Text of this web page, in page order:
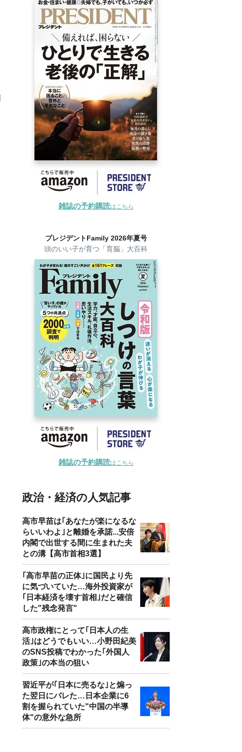
雑誌の予約購読はこちら
プレジデントFamily 2026年夏号
頭のいい子が育つ「育脳」大百科
雑誌の予約購読はこちら
政治・経済の人気記事
高市早苗は｢あなたが楽になるな
らいいわよ｣と離婚を承諾...安倍
内閣で出世する間に生まれた夫
との溝【高市首相3選】
｢高市早苗の正体｣に国民より先
に気づいていた…海外投資家が
｢日本経済を壊す首相｣だと確信
した"残念発言"
高市政権にとって｢日本人の生
活｣はどうでもいい…小野田紀美
のSNS投稿でわかった｢外国人
政策｣の本当の狙い
習近平が｢日本に売るな｣と煽っ
た翌日にバレた…日本企業に6
割を握られていた"中国の半導
体"の意外な急所